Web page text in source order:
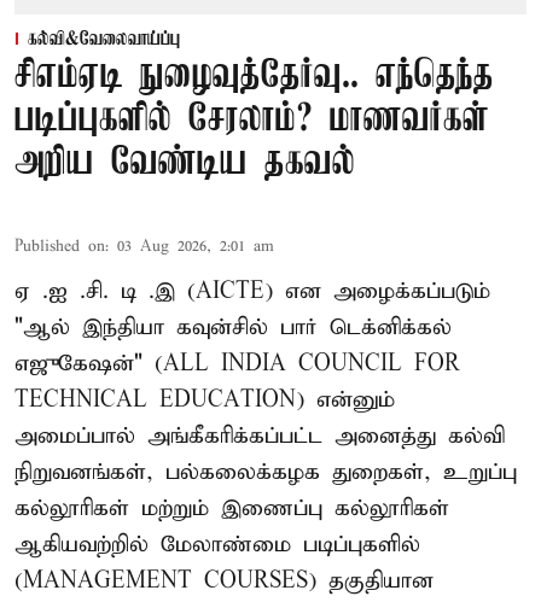
கல்வி&வேலைவாய்ப்பு
சிஎம்ஏடி நுழைவுத்தேர்வு.. எந்தெந்த
படிப்புகளில் சேரலாம்? மாணவர்கள்
அறிய வேண்டிய தகவல்
Published on: 03 Aug 2026, 2:01 am
ஏ .ஐ .சி. டி .இ (AICTE) என அழைக்கப்படும்
"ஆல் இந்தியா கவுன்சில் பார் டெக்னிக்கல்
எஜுகேஷன்" (ALL INDIA COUNCIL FOR
TECHNICAL EDUCATION) என்னும்
அமைப்பால் அங்கீகரிக்கப்பட்ட அனைத்து கல்வி
நிறுவனங்கள், பல்கலைக்கழக துறைகள், உறுப்பு
கல்லூரிகள் மற்றும் இணைப்பு கல்லூரிகள்
ஆகியவற்றில் மேலாண்மை படிப்புகளில்
(MANAGEMENT COURSES) தகுதியான